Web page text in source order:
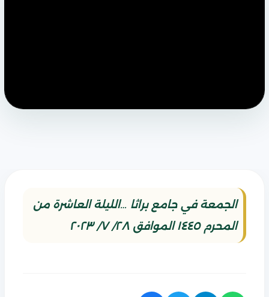
الجمعة في جامع براثا …الليلة العاشرة من
المحرم ١٤٤٥ الموافق ٢٨/ ٧/ ٢٠٢٣